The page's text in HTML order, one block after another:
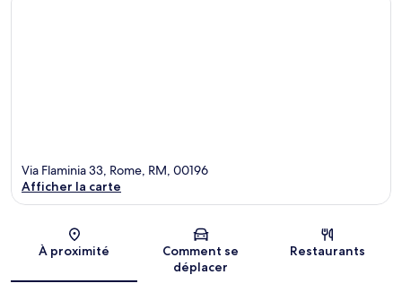
Carte
Via Flaminia 33, Rome, RM, 00196
Afficher la carte
À proximité
Comment se
déplacer
Restaurants